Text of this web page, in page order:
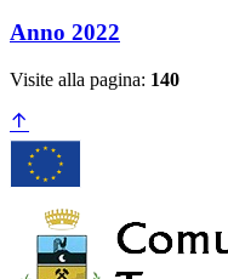
Anno 2022
Visite alla pagina: 140